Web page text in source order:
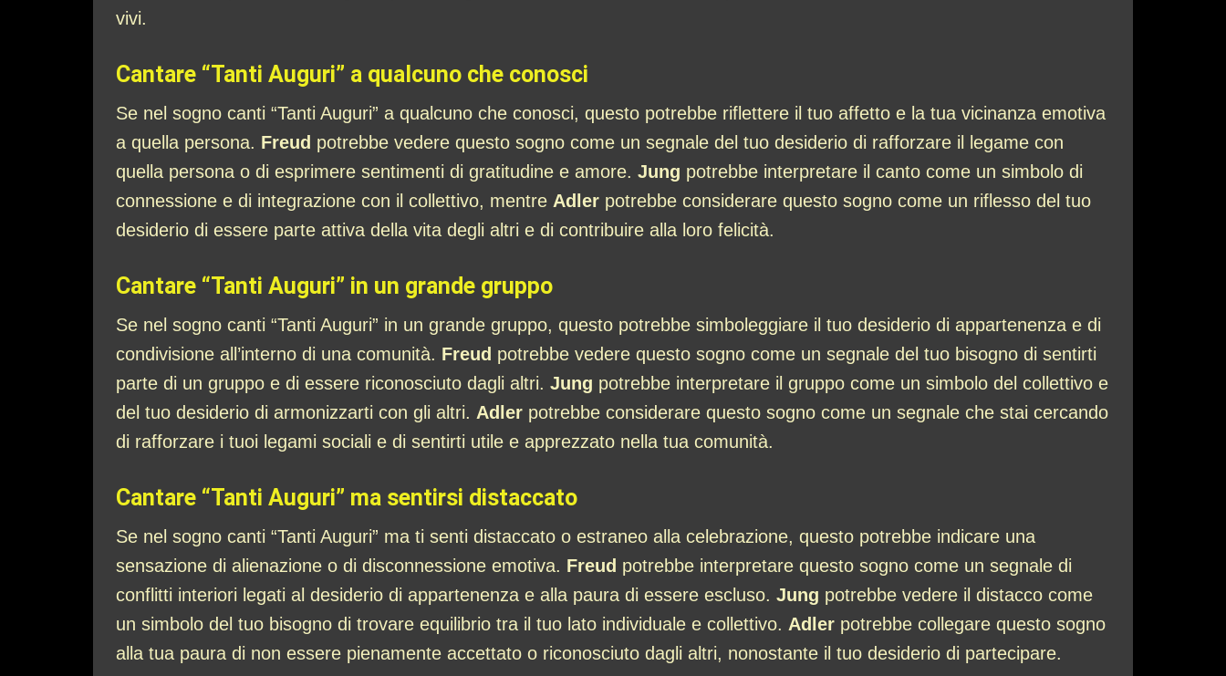
vivi.
Cantare “Tanti Auguri” a qualcuno che conosci
Se nel sogno canti “Tanti Auguri” a qualcuno che conosci, questo potrebbe riflettere il tuo affetto e la tua vicinanza emotiva
a quella persona. Freud potrebbe vedere questo sogno come un segnale del tuo desiderio di rafforzare il legame con
quella persona o di esprimere sentimenti di gratitudine e amore. Jung potrebbe interpretare il canto come un simbolo di
connessione e di integrazione con il collettivo, mentre Adler potrebbe considerare questo sogno come un riflesso del tuo
desiderio di essere parte attiva della vita degli altri e di contribuire alla loro felicità.
Cantare “Tanti Auguri” in un grande gruppo
Se nel sogno canti “Tanti Auguri” in un grande gruppo, questo potrebbe simboleggiare il tuo desiderio di appartenenza e di
condivisione all’interno di una comunità. Freud potrebbe vedere questo sogno come un segnale del tuo bisogno di sentirti
parte di un gruppo e di essere riconosciuto dagli altri. Jung potrebbe interpretare il gruppo come un simbolo del collettivo e
del tuo desiderio di armonizzarti con gli altri. Adler potrebbe considerare questo sogno come un segnale che stai cercando
di rafforzare i tuoi legami sociali e di sentirti utile e apprezzato nella tua comunità.
Cantare “Tanti Auguri” ma sentirsi distaccato
Se nel sogno canti “Tanti Auguri” ma ti senti distaccato o estraneo alla celebrazione, questo potrebbe indicare una
sensazione di alienazione o di disconnessione emotiva. Freud potrebbe interpretare questo sogno come un segnale di
conflitti interiori legati al desiderio di appartenenza e alla paura di essere escluso. Jung potrebbe vedere il distacco come
un simbolo del tuo bisogno di trovare equilibrio tra il tuo lato individuale e collettivo. Adler potrebbe collegare questo sogno
alla tua paura di non essere pienamente accettato o riconosciuto dagli altri, nonostante il tuo desiderio di partecipare.